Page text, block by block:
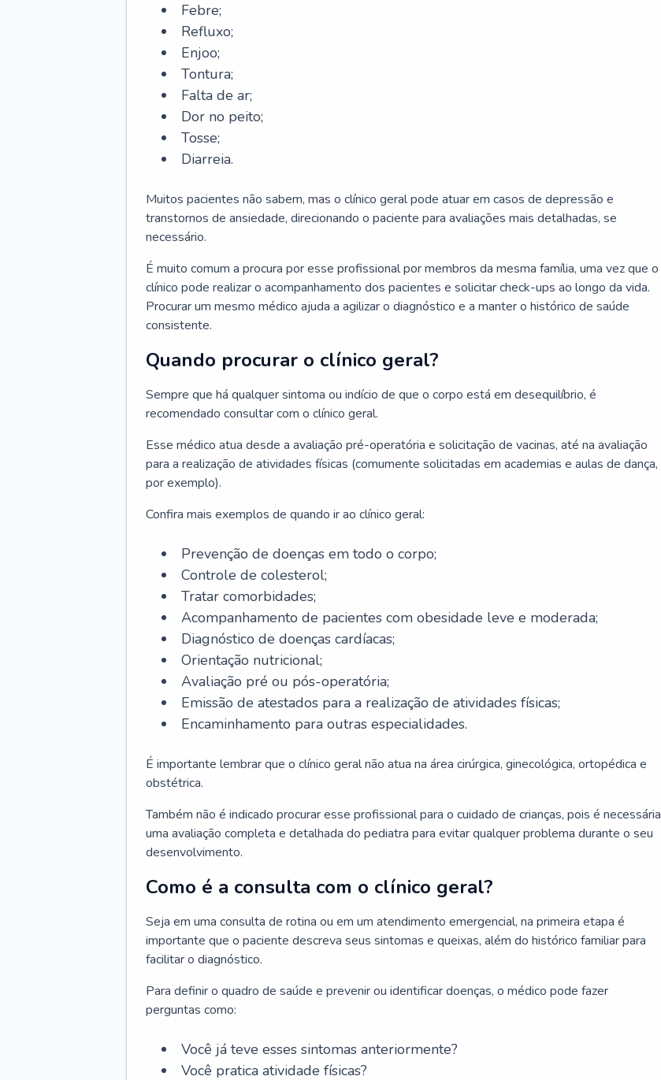
Febre;
Refluxo;
Enjoo;
Tontura;
Falta de ar;
Dor no peito;
Tosse;
Diarreia.
Muitos pacientes não sabem, mas o clínico geral pode atuar em casos de depressão e
transtornos de ansiedade, direcionando o paciente para avaliações mais detalhadas, se
necessário.
É muito comum a procura por esse profissional por membros da mesma família, uma vez que o
clínico pode realizar o acompanhamento dos pacientes e solicitar check-ups ao longo da vida.
Procurar um mesmo médico ajuda a agilizar o diagnóstico e a manter o histórico de saúde
consistente.
Quando procurar o clínico geral?
Sempre que há qualquer sintoma ou indício de que o corpo está em desequilíbrio, é
recomendado consultar com o clínico geral.
Esse médico atua desde a avaliação pré-operatória e solicitação de vacinas, até na avaliação
para a realização de atividades físicas (comumente solicitadas em academias e aulas de dança,
por exemplo).
Confira mais exemplos de quando ir ao clínico geral:
Prevenção de doenças em todo o corpo;
Controle de colesterol;
Tratar comorbidades;
Acompanhamento de pacientes com obesidade leve e moderada;
Diagnóstico de doenças cardíacas;
Orientação nutricional;
Avaliação pré ou pós-operatória;
Emissão de atestados para a realização de atividades físicas;
Encaminhamento para outras especialidades.
É importante lembrar que o clínico geral não atua na área cirúrgica, ginecológica, ortopédica e
obstétrica.
Também não é indicado procurar esse profissional para o cuidado de crianças, pois é necessária
uma avaliação completa e detalhada do pediatra para evitar qualquer problema durante o seu
desenvolvimento.
Como é a consulta com o clínico geral?
Seja em uma consulta de rotina ou em um atendimento emergencial, na primeira etapa é
importante que o paciente descreva seus sintomas e queixas, além do histórico familiar para
facilitar o diagnóstico.
Para definir o quadro de saúde e prevenir ou identificar doenças, o médico pode fazer
perguntas como:
Você já teve esses sintomas anteriormente?
Você pratica atividade físicas?